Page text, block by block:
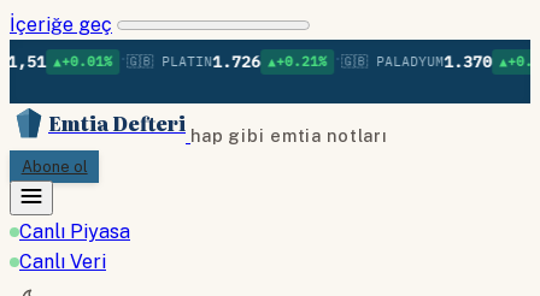
İçeriğe geç
🇬🇧 PLATIN1.726 ▲+0.21% • 🇬🇧 PALADYUM 1.370 ▲+0.09% • 🇬🇧
Emtia Defteri hap gibi emtia notları
Abone ol
Canlı Piyasa
Canlı Veri